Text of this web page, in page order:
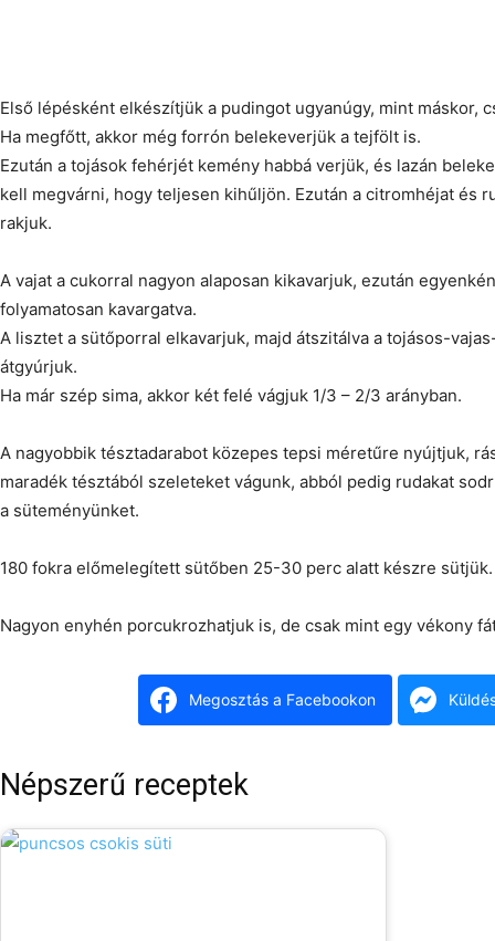
Első lépésként elkészítjük a pudingot ugyanúgy, mint máskor,
Ha megfőtt, akkor még forrón belekeverjük a tejfölt is.
Ezután a tojások fehérjét kemény habbá verjük, és lazán
kell megvárni, hogy teljesen kihűljön. Ezután a citromhéjat és
rakjuk.
A vajat a cukorral nagyon alaposan kikavarjuk, ezután
folyamatosan kavargatva.
A lisztet a sütőporral elkavarjuk, majd átszitálva a tojásos-
átgyúrjuk.
Ha már szép sima, akkor két felé vágjuk 1/3 – 2/3 arányban.
A nagyobbik tésztadarabot közepes tepsi méretűre nyújtjuk,
maradék tésztából szeleteket vágunk, abból pedig rudakat
a süteményünket.
180 fokra előmelegített sütőben 25-30 perc alatt készre sütjük.
Nagyon enyhén porcukrozhatjuk is, de csak mint egy vékony
Megosztás a Facebookon
Népszerű receptek